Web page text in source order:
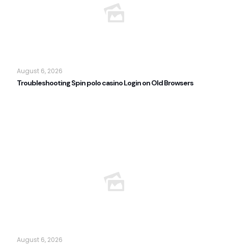
August 6, 2026
Troubleshooting Spin polo casino Login on Old Browsers
August 6, 2026